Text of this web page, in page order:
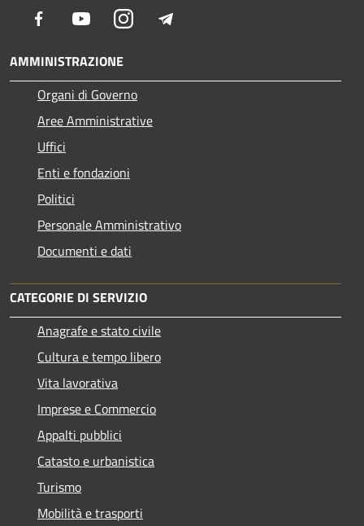
Facebook YoutubeInstagram
AMMINISTRAZIONE
Organi di Governo
Aree Amministrative
Uffici
Enti e fondazioni
Politici
Personale Amministrativo
Documenti e dati
CATEGORIE DI SERVIZIO
Anagrafe e stato civile
Cultura e tempo libero
Vita lavorativa
Imprese e Commercio
Appalti pubblici
Catasto e urbanistica
Turismo
Mobilità e trasporti